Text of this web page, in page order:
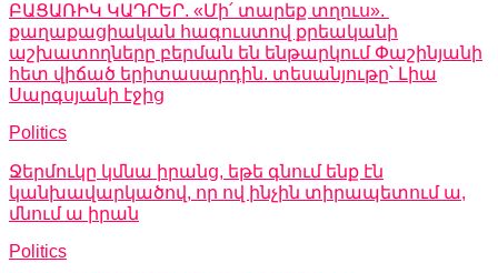
ԲԱՑԱՌԻԿ ԿԱԴՐԵՐ. «Մի՛ տարեք տղուս».
քաղաքացիական հագուստով քրեականի
աշխատողները բերման են ենթարկում Փաշինյանի
հետ վիճած երիտասարդին. տեսանյութը՝ Լիա
Սարգսյանի էջից
Politics
Ջերմուկը կմնա իրանց, եթե գնում ենք էն
կանխավարկածով, որ ով ինչին տիրապետում ա,
մնում ա իրան
Politics